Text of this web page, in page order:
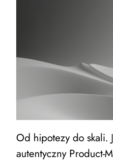
Od hipotezy do skali.
autentyczny Product-